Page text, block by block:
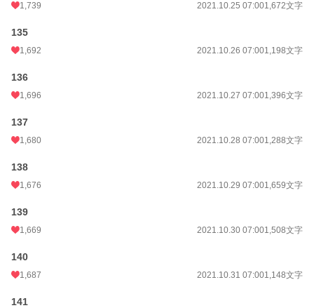
1,739 2021.10.25 07:001,672文字
135
1,692 2021.10.26 07:001,198文字
136
1,696 2021.10.27 07:001,396文字
137
1,680 2021.10.28 07:001,288文字
138
1,676 2021.10.29 07:001,659文字
139
1,669 2021.10.30 07:001,508文字
140
1,687 2021.10.31 07:001,148文字
141